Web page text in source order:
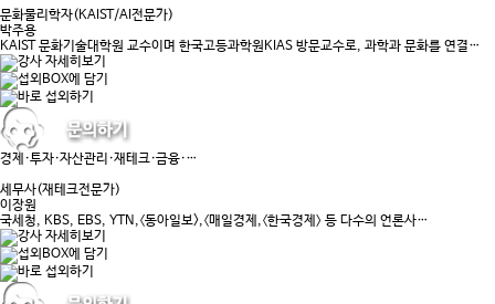
문화물리학자(KAIST/AI전문가)
박주용
KAIST 문화기술대학원 교수이며 한국고등과학원KIAS 방문교수로, 과학과 문화를 연결…
경제·투자·자산관리·재테크·금융·…
세무사(재테크전문가)
이장원
국세청, KBS, EBS, YTN,〈동아일보>,〈매일경제,〈한국경제〉 등 다수의 언론사…